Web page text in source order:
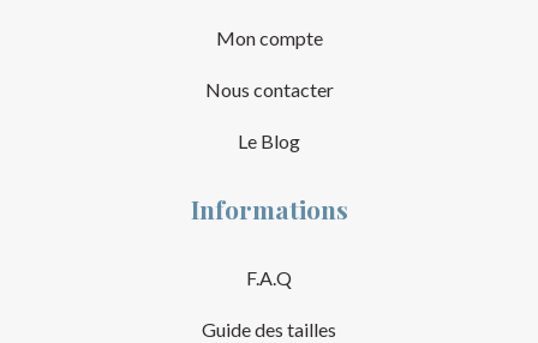
Mon compte
Nous contacter
Le Blog
Informations
F.A.Q
Guide des tailles